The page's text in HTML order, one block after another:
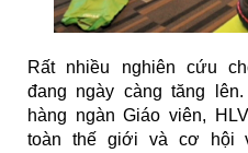
Rất nhiều nghiên cứu
đang ngày càng tăng
hàng ngàn Giáo viên,
toàn thế giới và cơ hội